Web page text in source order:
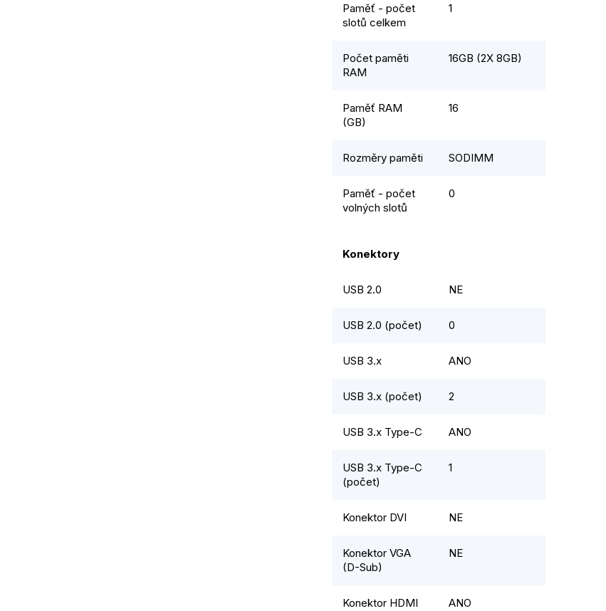
Paměť - počet
slotů celkem
1
Počet paměti
RAM
16GB (2X 8GB)
Paměť RAM
(GB)
16
Rozměry paměti SODIMM
Paměť - počet
volných slotů
0
Konektory
USB 2.0 NE
USB 2.0 (počet) 0
USB 3.x ANO
USB 3.x (počet) 2
USB 3.x Type-C ANO
USB 3.x Type-C
(počet)
1
Konektor DVI NE
Konektor VGA
(D-Sub)
NE
Konektor HDMI ANO